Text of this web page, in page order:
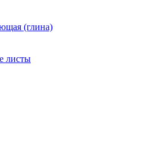
(глина)
листы